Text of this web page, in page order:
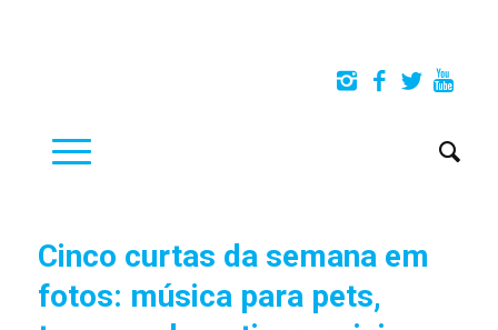
Cinco curtas da semana em
fotos: música para pets,